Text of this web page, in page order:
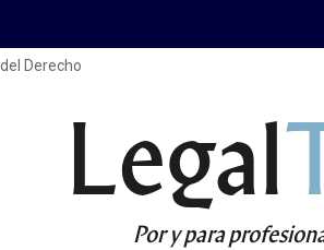
Derecho
Legal
Por y para